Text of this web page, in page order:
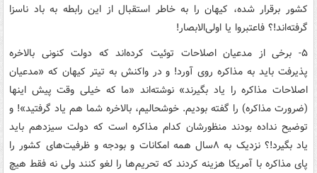
کشور برقرار شده، کیهان را به خاطر استقبال از این رابطه به باد ناسزا
گرفته‌اند!؟ فاعتبروا یا اولی‌الابصار!
۵- برخی از مدعیان اصلاحات توئیت کرده‌اند که دولت کنونی بالاخره
پذیرفت باید به مذاکره روی آورد! و در واکنش به تیتر کیهان که «مدعیان
اصلاحات مذاکره را یاد بگیرند» نوشته‌اند «ما که خیلی وقت پیش اینها
(ضرورت مذاکره) را گفته بودیم. خوشحالیم، بالاخره شما هم یاد گرفتید»! و
توضیح نداده بودند منظورشان کدام مذاکره است که دولت سیزدهم باید
یاد بگیرد!؟ نزدیک به ۸سال همه امکانات و بودجه و ظرفیت‌های کشور را
پای مذاکره با آمریکا هزینه کردند که تحریم‌ها را لغو کنند ولی نه فقط هیچ